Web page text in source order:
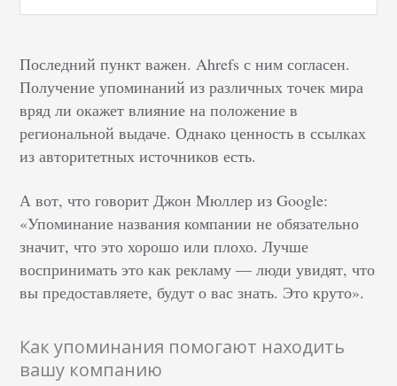
Последний пункт важен. Ahrefs с ним согласен.
Получение упоминаний из различных точек мира
вряд ли окажет влияние на положение в
региональной выдаче. Однако ценность в ссылках
из авторитетных источников есть.
А вот, что говорит Джон Мюллер из Google:
«Упоминание названия компании не обязательно
значит, что это хорошо или плохо. Лучше
воспринимать это как рекламу — люди увидят, что
вы предоставляете, будут о вас знать. Это круто».
Как упоминания помогают находить
вашу компанию